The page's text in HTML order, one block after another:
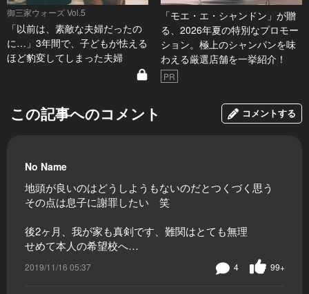
御三家ウォーズ Vol.5
「以前は、素敵な夫婦だったの
に…」3年間で、子どもが怯える
ほど豹変してしまった夫婦
「モエ・エ・シャンドン」が贈
る、2026年夏の特別なプロモー
ション。極上のシャンパンを味
わえる厳選店舗を一挙紹介！
PR
この記事へのコメント コメントする
No Name
地頭が良いのはどうしようもないのだとつくづく思う
その点は息子に謝罪したい 笑
後2ヶ月、我が家も真剣です、難関はとても無理
せめて本人の希望校へ…
2019/11/16 05:37 99+
4